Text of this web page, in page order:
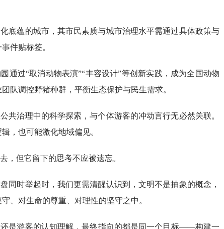
底蕴的城市，其市民素质与城市治理水平需通过具体政策与
件贴标签。
通过“取消动物表演”“丰容设计”等创新实践，成为全国动物
队调控野猪种群，平衡生态保护与民生需求。
共治理中的科学探索，与个体游客的冲动言行无必然关联。
，也可能激化地域偏见。
，但它留下的思考不应被遗忘。
同时举起时，我们更需清醒认识到，文明不是抽象的概念，
、对生命的尊重、对理性的坚守之中。
是游客的认知理解，最终指向的都是同一个目标——构建一